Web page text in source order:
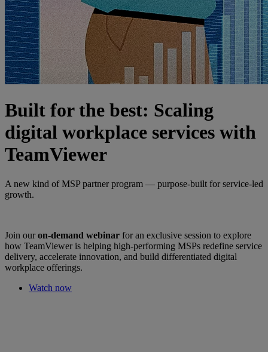
Built for the best: Scaling
digital workplace services with
TeamViewer
A new kind of MSP partner program — purpose-built for service-led
growth.
Join ouron-demand webinar for an exclusive session to explore
how TeamViewer is helping high-performing MSPs redefine service
delivery, accelerate innovation, and build differentiated digital
workplace offerings.
Watch now